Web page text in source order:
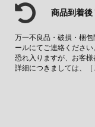
商品到着後
万一不良品・破損・梱
ールにてご連絡ください
恐れ入りますが、お客様
詳細につきましては、